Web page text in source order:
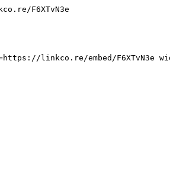
F6XTvN3e
linkco.re/embed/F6XTvN3e